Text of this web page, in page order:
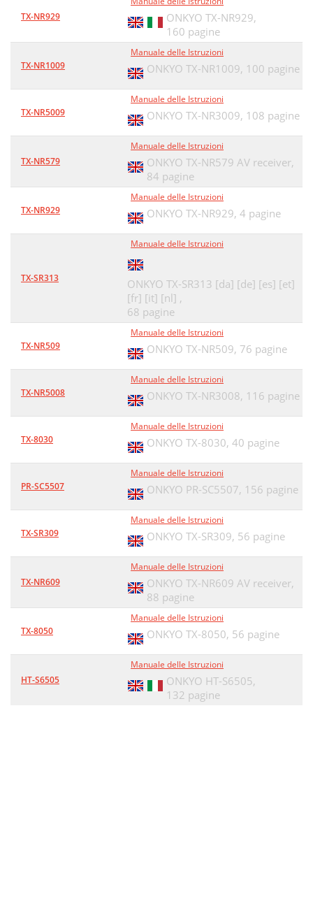
TX-NR929
ONKYO TX-NR929,
160 pagine
TX-NR1009
Manuale delle Istruzioni
ONKYO TX-NR1009, 100 pagine
TX-NR5009
Manuale delle Istruzioni
ONKYO TX-NR3009, 108 pagine
TX-NR579
Manuale delle Istruzioni
ONKYO TX-NR579 AV receiver,
84 pagine
TX-NR929
Manuale delle Istruzioni
ONKYO TX-NR929, 4 pagine
TX-SR313
Manuale delle Istruzioni
ONKYO TX-SR313 [da] [de] [es] [et]
[fr] [it] [nl] ,
68 pagine
TX-NR509
Manuale delle Istruzioni
ONKYO TX-NR509, 76 pagine
TX-NR5008
Manuale delle Istruzioni
ONKYO TX-NR3008, 116 pagine
TX-8030
Manuale delle Istruzioni
ONKYO TX-8030, 40 pagine
PR-SC5507
Manuale delle Istruzioni
ONKYO PR-SC5507, 156 pagine
TX-SR309
Manuale delle Istruzioni
ONKYO TX-SR309, 56 pagine
TX-NR609
Manuale delle Istruzioni
ONKYO TX-NR609 AV receiver,
88 pagine
TX-8050
Manuale delle Istruzioni
ONKYO TX-8050, 56 pagine
HT-S6505
Manuale delle Istruzioni
ONKYO HT-S6505,
132 pagine